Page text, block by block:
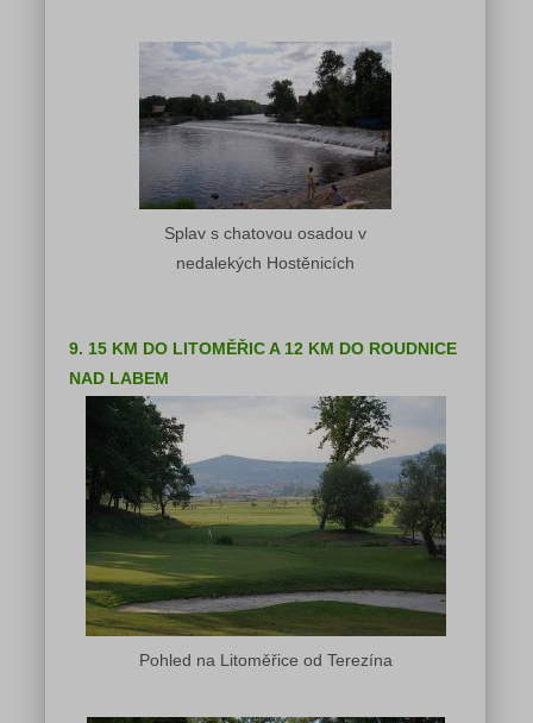
Splav s chatovou osadou v
nedalekých Hostěnicích
9. 15 KM DO LITOMĚŘIC A 12 KM DO ROUDNICE
NAD LABEM
Pohled na Litoměřice od Terezína